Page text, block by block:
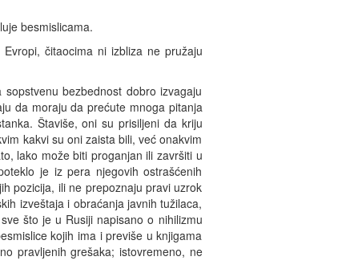
besmislicama.
čitaocima ni izbliza ne pružaju
bezbednost dobro izvagaju
da moraju da prećute mnoga pitanja
Štaviše, oni su prisiljeni da kriju
kakvi su oni zaista bili, već onakvim
lako može biti proganjan ili završiti u
je iz pera njegovih ostrašćenih
pozicija, ili ne prepoznaju pravi uzrok
izveštaja i obraćanja javnih tužilaca,
što je u Rusiji napisano o nihilizmu
kojih ima i previše u knjigama
pravljenih grešaka; istovremeno, ne